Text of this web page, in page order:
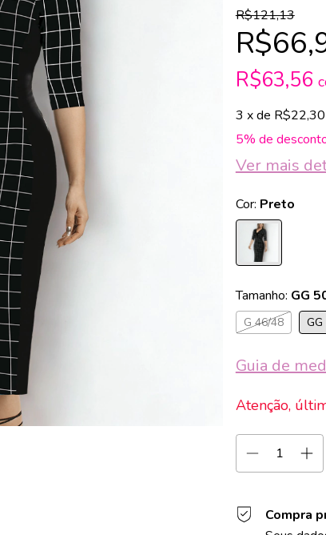
R$121,13
R$63,56
3 x de R$22,30
5% de
Ver mais
Cor: Preto
Tamanho: GG
G 46/48
Guia de
Atenção,
Compra